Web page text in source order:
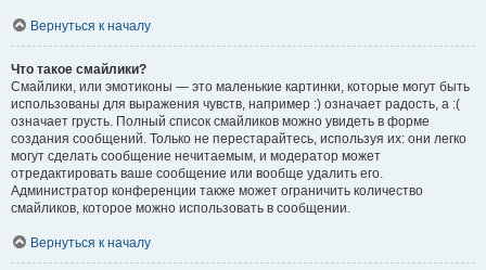
Вернуться к началу
Что такое смайлики?
Смайлики, или эмотиконы — это маленькие картинки, которые могут быть
использованы для выражения чувств, например :) означает радость, а :(
означает грусть. Полный список смайликов можно увидеть в форме
создания сообщений. Только не перестарайтесь, используя их: они легко
могут сделать сообщение нечитаемым, и модератор может
отредактировать ваше сообщение или вообще удалить его.
Администратор конференции также может ограничить количество
смайликов, которое можно использовать в сообщении.
Вернуться к началу